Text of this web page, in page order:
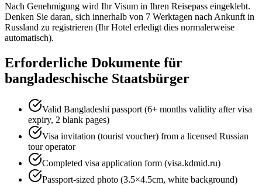
Nach Genehmigung wird Ihr Visum in Ihren Reisepass eingeklebt.
Denken Sie daran, sich innerhalb von 7 Werktagen nach Ankunft in
Russland zu registrieren (Ihr Hotel erledigt dies normalerweise
automatisch).
Erforderliche Dokumente für
bangladeschische Staatsbürger
Valid Bangladeshi passport (6+ months validity after visa
expiry, 2 blank pages)
Visa invitation (tourist voucher) from a licensed Russian
tour operator
Completed visa application form (visa.kdmid.ru)
Passport-sized photo (3.5×4.5cm, white background)